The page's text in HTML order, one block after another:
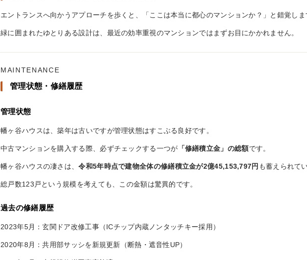
エントランスへ向かうアプローチを歩くと、「ここは本当に都心のマンションか？」と錯覚しま
緑に囲まれたゆとりある設計は、最近の効率重視のマンションではまずお目にかかれません。
MAINTENANCE
管理状態・修繕履歴
管理状態
幡ヶ谷ハウスは、築年は古いですが管理状態はすこぶる良好です。
中古マンションを購入する際、必ずチェックする一つが 「修繕積立金」の総額です。
幡ヶ谷ハウスの凄さは、令和5年時点で建物全体の修繕積立金が2億45,153,797円 も蓄えられて
総戸数123戸という規模を考えても、この金額は驚異的です。
過去の修繕履歴
2023年5月：玄関ドア改修工事（ICチップ内蔵ノンタッチキー採用）
2020年8月：共用部サッシを新規更新（断熱・遮音性UP）